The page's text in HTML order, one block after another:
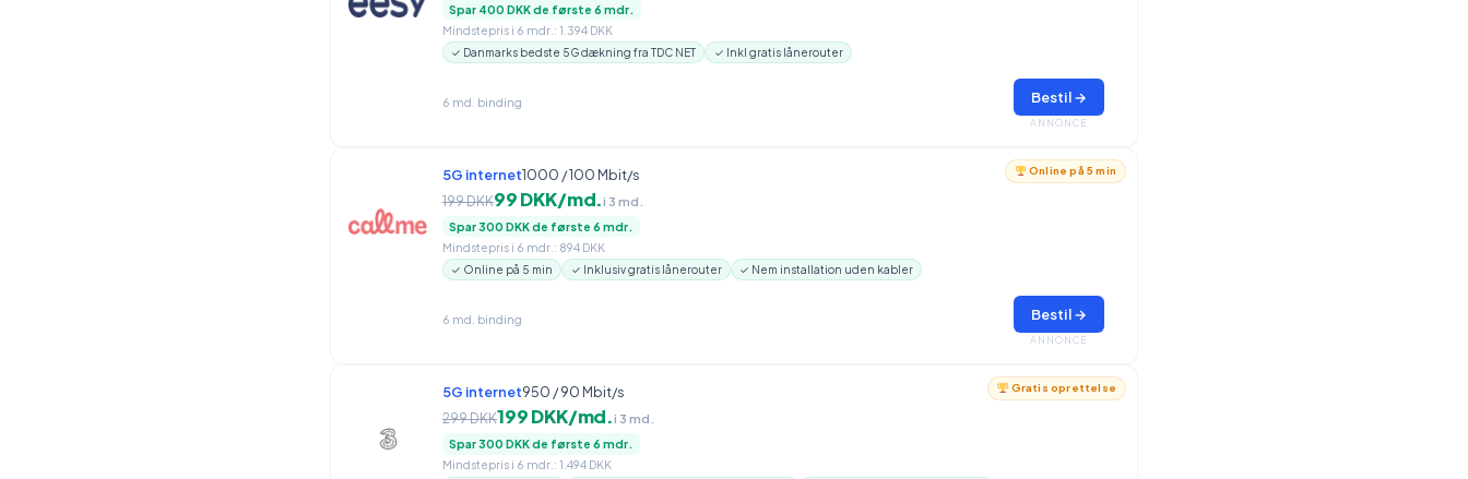
Spar 400 DKK de første 6 mdr.
Mindstepris i 6 mdr.: 1.394 DKK
✓ Danmarks bedste 5G dækning fra TDC NET ✓ Inkl gratis lånerouter
6 md. binding Bestil →
ANNONCE
Online på 5 min
5G internet1000 / 100 Mbit/s
199 DKK99 DKK/md.i 3 md.
Spar 300 DKK de første 6 mdr.
Mindstepris i 6 mdr.: 894 DKK
✓ Online på 5 min ✓ Inklusiv gratis lånerouter ✓ Nem installation uden kabler
6 md. binding Bestil →
ANNONCE
Gratis oprettelse
5G internet950 / 90 Mbit/s
299 DKK199 DKK/md.i 3 md.
Spar 300 DKK de første 6 mdr.
Mindstepris i 6 mdr.: 1.494 DKK